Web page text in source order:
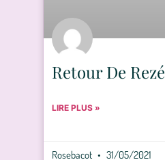
Retour De Rezé
LIRE PLUS »
Rosebacot 31/05/2021